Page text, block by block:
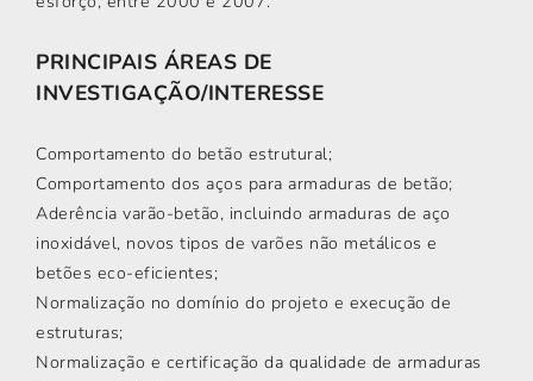
PRINCIPAIS ÁREAS DE
INVESTIGAÇÃO/INTERESSE
Comportamento do betão estrutural;
Comportamento dos aços para armaduras de betão;
Aderência varão-betão, incluindo armaduras de aço
inoxidável, novos tipos de varões não metálicos e
betões eco-eficientes;
Normalização no domínio do projeto e execução de
estruturas;
Normalização e certificação da qualidade de armaduras